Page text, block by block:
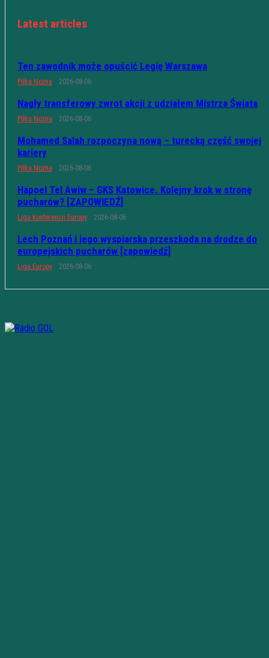
Latest articles
Ten zawodnik może opuścić Legię Warszawa
Piłka Nożna 2026-08-06
Nagły transferowy zwrot akcji z udziałem Mistrza Świata
Piłka Nożna 2026-08-06
Mohamed Salah rozpoczyna nową – turecką część swojej
kariery
Piłka Nożna 2026-08-06
Hapoel Tel Awiw – GKS Katowice. Kolejny krok w stronę
pucharów? [ZAPOWIEDŹ]
Liga Konferencji Europy 2026-08-06
Lech Poznań i jego wyspiarska przeszkoda na drodze do
europejskich pucharów [zapowiedź]
Liga Europy 2026-08-06